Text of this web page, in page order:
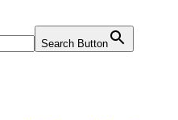
Search Button